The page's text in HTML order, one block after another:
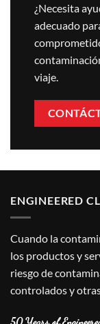
¿Necesita
adecuado
viaje.
ENGINEERED
Cuando la
los productos y
riesgo de
controlados y
50 Years of